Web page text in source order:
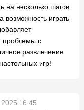
на несколько шагов
возможность играть
проблемы с
развлечение
игр!
2025 16:45